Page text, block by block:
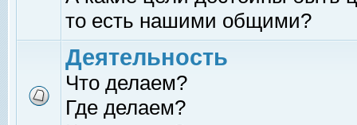
то есть нашими общими?
Деятельность
Что делаем?
Где делаем?